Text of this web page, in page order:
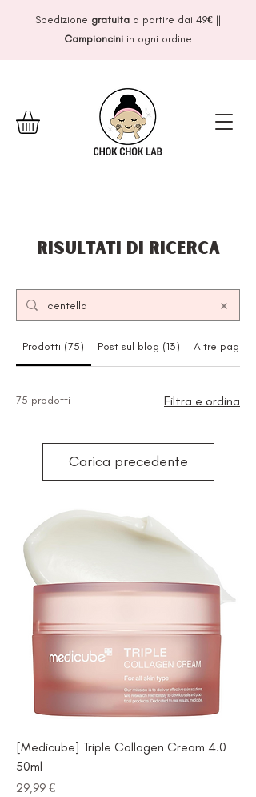
Spedizione gratuitaa partire dai 49€||
Campioncini in ogni ordine
Risultati di ricerca
Prodotti (75) Post sul blog (13) Altre pagine
75 prodotti Filtra e ordina
Carica precedente
[Medicube] Triple Collagen Cream 4.0
50ml
Prezzo
29,99 €